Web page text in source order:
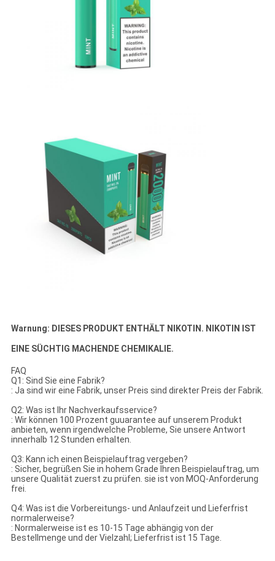
Warnung: DIESES PRODUKT ENTHÄLT NIKOTIN. NIKOTIN IST
EINE SÜCHTIG MACHENDE CHEMIKALIE.
FAQ
Q1: Sind Sie eine Fabrik?
: Ja sind wir eine Fabrik, unser Preis sind direkter Preis der Fabrik.
Q2: Was ist Ihr Nachverkaufsservice?
: Wir können 100 Prozent guuarantee auf unserem Produkt
anbieten, wenn irgendwelche Probleme, Sie unsere Antwort
innerhalb 12 Stunden erhalten.
Q3: Kann ich einen Beispielauftrag vergeben?
: Sicher, begrüßen Sie in hohem Grade Ihren Beispielauftrag, um
unsere Qualität zuerst zu prüfen. sie ist von MOQ-Anforderung
frei.
Q4: Was ist die Vorbereitungs- und Anlaufzeit und Lieferfrist
normalerweise?
: Normalerweise ist es 10-15 Tage abhängig von der
Bestellmenge und der Vielzahl; Lieferfrist ist 15 Tage.